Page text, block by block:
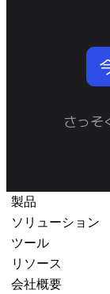
さっそ
製品
ソリューション
ツール
リソース
会社概要